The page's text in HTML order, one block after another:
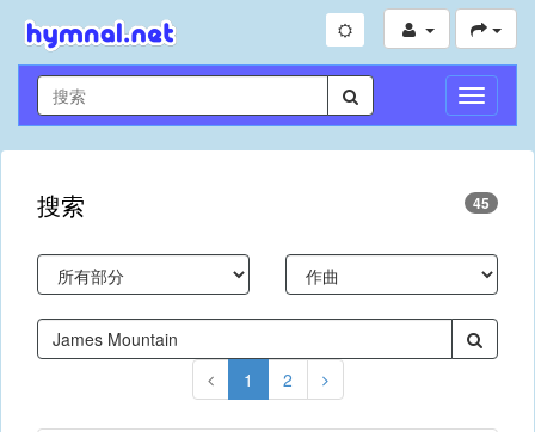
切
換
導
搜索 45
1 2